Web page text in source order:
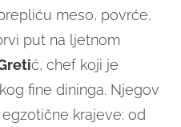
meso, povrće,
put na ljetnom
ć, chef koji je
fine dininga. Njegov
krajeve: od